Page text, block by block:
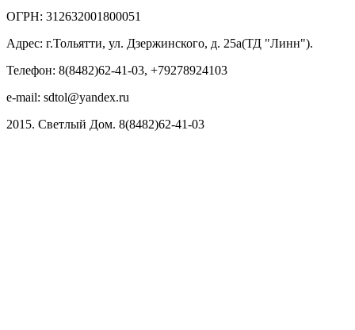
ОГРН: 312632001800051
Адрес: г.Тольятти, ул. Дзержинского, д. 25а(ТД "Линн").
Телефон: 8(8482)62-41-03, +79278924103
e-mail: sdtol@yandex.ru
2015. Светлый Дом. 8(8482)62-41-03